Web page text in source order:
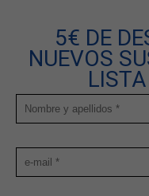
5€ DE
NUEVOS